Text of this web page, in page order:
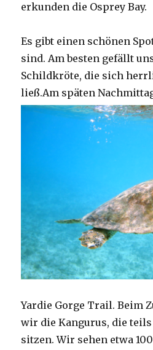
erkunden die Osprey Bay.
Es gibt einen schönen
sind. Am besten gefällt
Schildkröte, die sich
ließ.Am späten
Yardie Gorge Trail. Beim
wir die Kangurus, die
sitzen. Wir sehen etwa